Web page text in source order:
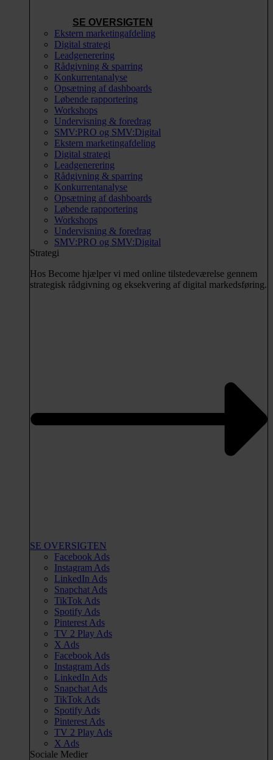
SE OVERSIGTEN
Ekstern marketingafdeling
Digital strategi
Leadgenerering
Rådgivning & sparring
Konkurrentanalyse
Opsætning af dashboards
Løbende rapportering
Workshops
Undervisning & foredrag
SMV:PRO og SMV:Digital
Ekstern marketingafdeling
Digital strategi
Leadgenerering
Rådgivning & sparring
Konkurrentanalyse
Opsætning af dashboards
Løbende rapportering
Workshops
Undervisning & foredrag
SMV:PRO og SMV:Digital
Strategi
Hos Become hjælper vi med online tilstedeværelse gennem
strategisk rådgivning og eksekvering af digital markedsføring.
SE OVERSIGTEN
Facebook Ads
Instagram Ads
LinkedIn Ads
Snapchat Ads
TikTok Ads
Spotify Ads
Pinterest Ads
TV 2 Play Ads
X Ads
Facebook Ads
Instagram Ads
LinkedIn Ads
Snapchat Ads
TikTok Ads
Spotify Ads
Pinterest Ads
TV 2 Play Ads
X Ads
Sociale Medier